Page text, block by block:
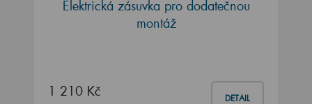
Elektrická zásuvka pro dodatečnou
montáž
1 210 Kč DETAIL